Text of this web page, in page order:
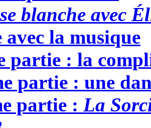
blanche avec
avec la musique
partie : la
partie : une
partie : La